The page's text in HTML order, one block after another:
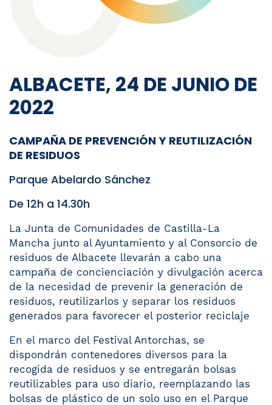
ALBACETE, 24 DE JUNIO DE
2022
CAMPAÑA DE PREVENCIÓN Y REUTILIZACIÓN
DE RESIDUOS
Parque Abelardo Sánchez
De 12h a 14.30h
La Junta de Comunidades de Castilla-La
Mancha junto al Ayuntamiento y al Consorcio de
residuos de Albacete llevarán a cabo una
campaña de concienciación y divulgación acerca
de la necesidad de prevenir la generación de
residuos, reutilizarlos y separar los residuos
generados para favorecer el posterior reciclaje
En el marco del Festival Antorchas, se
dispondrán contenedores diversos para la
recogida de residuos y se entregarán bolsas
reutilizables para uso diario, reemplazando las
bolsas de plástico de un solo uso en el Parque